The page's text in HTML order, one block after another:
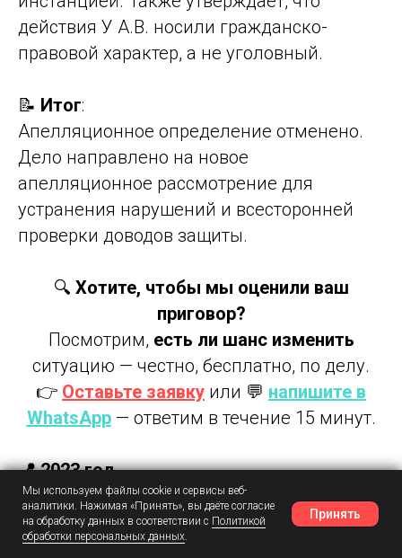
действия У А.В. носили гражданско-
правовой характер, а не уголовный.
📝 Итог:
Апелляционное определение отменено.
Дело направлено на новое
апелляционное рассмотрение для
устранения нарушений и всесторонней
проверки доводов защиты.
🔍 Хотите, чтобы мы оценили ваш
приговор?
Посмотрим, есть ли шанс изменить
ситуацию — честно, бесплатно, по делу.
👉 Оставьте заявку или 💬 напишите в
WhatsApp— ответим в течение 15 минут.
📍 2023 год
🧾 Статья: ч. 1 ст. 306 / Приговор:
обвинительный
⚖️ Результат: постановление отменено,
Мы используем файлы cookie и сервисы веб-
аналитики. Нажимая «Принять», вы даёте согласие
на обработку данных в соответствии с Политикой
обработки персональных данных.
Принять
Наш Telegram Шансы